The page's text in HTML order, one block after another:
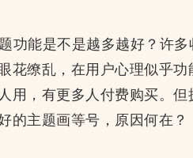
功能是不是越多越好？许
花缭乱，在用户心理似乎功
用，有更多人付费购买。
的主题画等号，原因何在？